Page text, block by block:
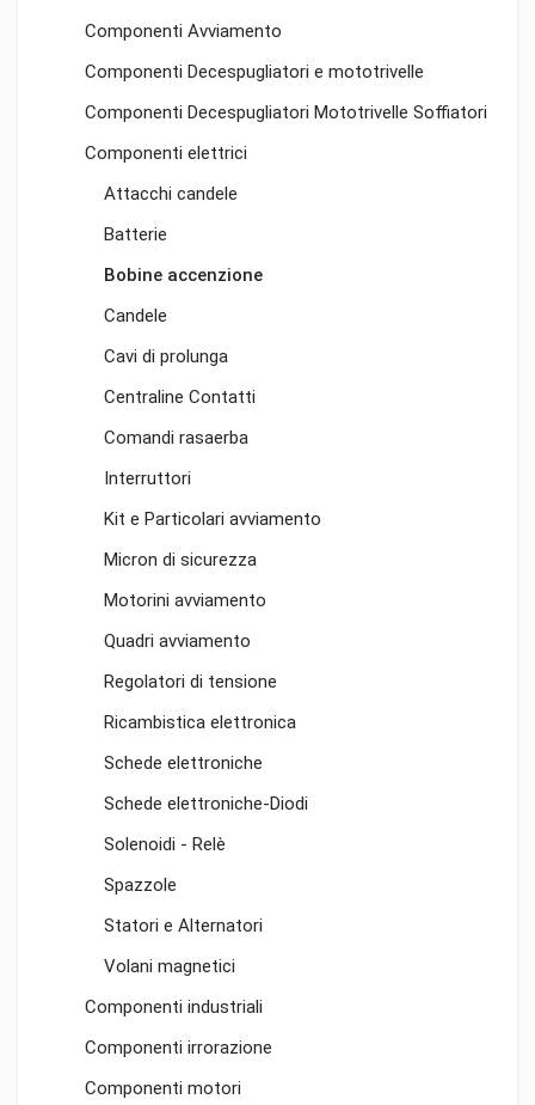
Componenti Avviamento
Componenti Decespugliatori e mototrivelle
Componenti Decespugliatori Mototrivelle Soffiatori
Componenti elettrici
Attacchi candele
Batterie
Bobine accenzione
Candele
Cavi di prolunga
Centraline Contatti
Comandi rasaerba
Interruttori
Kit e Particolari avviamento
Micron di sicurezza
Motorini avviamento
Quadri avviamento
Regolatori di tensione
Ricambistica elettronica
Schede elettroniche
Schede elettroniche-Diodi
Solenoidi - Relè
Spazzole
Statori e Alternatori
Volani magnetici
Componenti industriali
Componenti irrorazione
Componenti motori